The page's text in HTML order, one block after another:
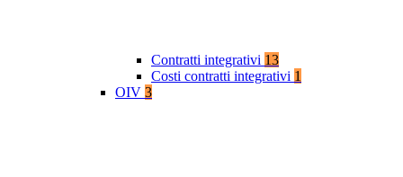
Contratti integrativi 13
Costi contratti integrativi 1
OIV 3